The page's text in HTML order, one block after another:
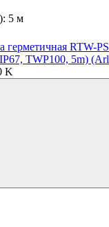
5 м
герметичная RTW-
TWP100, 5m)
K